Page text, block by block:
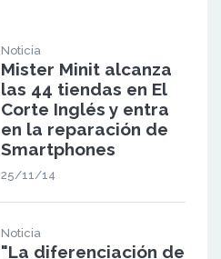
Noticia
Mister Minit alcanza
las 44 tiendas en El
Corte Inglés y entra
en la reparación de
Smartphones
25/11/14
Noticia
"La diferenciación de